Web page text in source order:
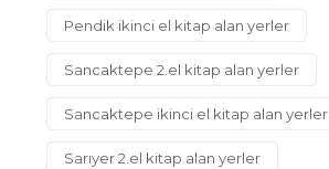
Pendik ikinci el kitap alan yerler
Sancaktepe 2.el kitap alan yerler
Sancaktepe ikinci el kitap alan yerler
Sarıyer 2.el kitap alan yerler